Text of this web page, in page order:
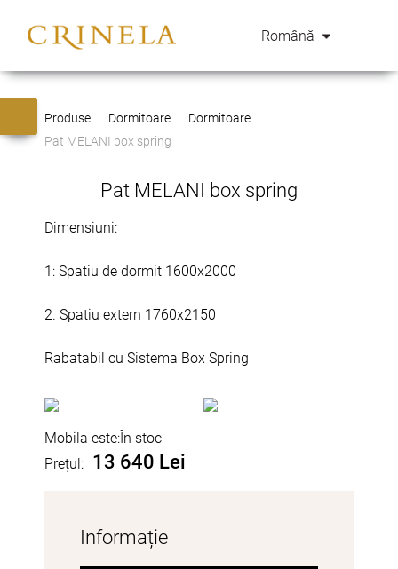
Română
Produse Dormitoare
Dormitoare
Pat MELANI box spring
Pat MELANI box spring
Dimensiuni:
1: Spatiu de dormit 1600x2000
2. Spatiu extern 1760x2150
Rabatabil cu Sistema Box Spring
Mobila este:În stoc
Prețul: 13 640 Lei
Informație